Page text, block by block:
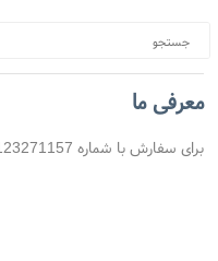
اول ستون دوم
معرفی ما
برای سفارش با شماره 09123271157 هماهنگ شود .